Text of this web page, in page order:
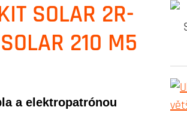
SOLAR 2R-
210 M5
a elektropatrónou